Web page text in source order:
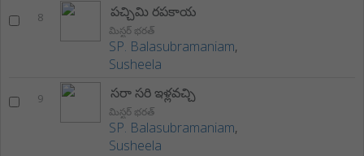
8 పచ్చిమి రపకాయ
మిస్టర్ భరత్
SP. Balasubramaniam,
Susheela
9 సరా సరి ఇళ్లవచ్చి
మిస్టర్ భరత్
SP. Balasubramaniam,
Susheela